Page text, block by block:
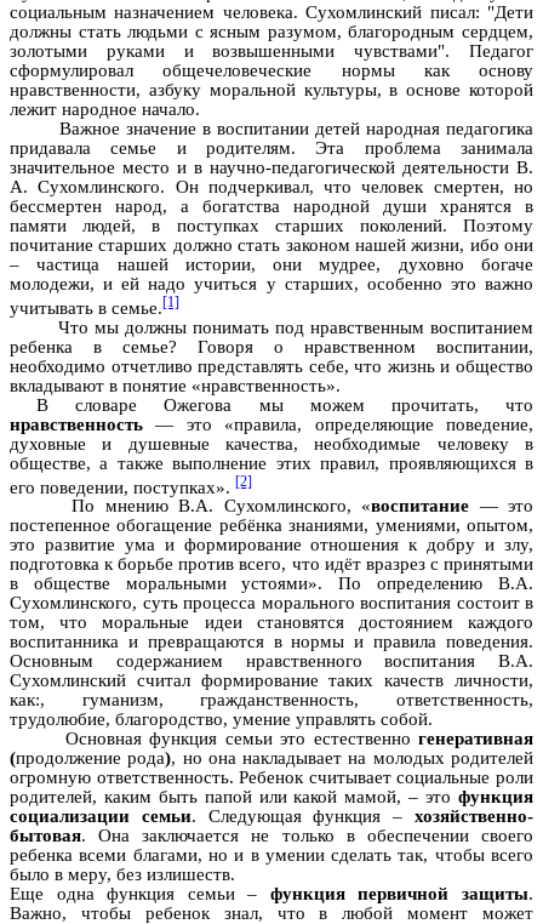
социальным назначением человека. Сухомлинский писал: "Дети
должны стать людьми с ясным разумом, благородным сердцем,
золотыми руками и возвышенными чувствами". Педагог
сформулировал общечеловеческие нормы как основу
нравственности, азбуку моральной культуры, в основе которой
лежит народное начало.
Важное значение в воспитании детей народная педагогика
придавала семье и родителям. Эта проблема занимала
значительное место и в научно-педагогической деятельности В.
А. Сухомлинского. Он подчеркивал, что человек смертен, но
бессмертен народ, а богатства народной души хранятся в
памяти людей, в поступках старших поколений. Поэтому
почитание старших должно стать законом нашей жизни, ибо они
– частица нашей истории, они мудрее, духовно богаче
молодежи, и ей надо учиться у старших, особенно это важно
учитывать в семье.[1]
Что мы должны понимать под нравственным воспитанием
ребенка в семье? Говоря о нравственном воспитании,
необходимо отчетливо представлять себе, что жизнь и общество
вкладывают в понятие «нравственность».
В словаре Ожегова мы можем прочитать, что
нравственность — это «правила, определяющие поведение,
духовные и душевные качества, необходимые человеку в
обществе, а также выполнение этих правил, проявляющихся в
его поведении, поступках». [2]
По мнению В.А. Сухомлинского, «воспитание — это
постепенное обогащение ребёнка знаниями, умениями, опытом,
это развитие ума и формирование отношения к добру и злу,
подготовка к борьбе против всего, что идёт вразрез с принятыми
в обществе моральными устоями». По определению В.А.
Сухомлинского, суть процесса морального воспитания состоит в
том, что моральные идеи становятся достоянием каждого
воспитанника и превращаются в нормы и правила поведения.
Основным содержанием нравственного воспитания В.А.
Сухомлинский считал формирование таких качеств личности,
как:, гуманизм, гражданственность, ответственность,
трудолюбие, благородство, умение управлять собой.
Основная функция семьи это естественно генеративная
(продолжение рода), но она накладывает на молодых родителей
огромную ответственность. Ребенок считывает социальные роли
родителей, каким быть папой или какой мамой, – это функция
социализации семьи. Следующая функция –хозяйственно-
бытовая. Она заключается не только в обеспечении своего
ребенка всеми благами, но и в умении сделать так, чтобы всего
было в меру, без излишеств.
Еще одна функция семьи – функция первичной защиты.
Важно, чтобы ребенок знал, что в любой момент может